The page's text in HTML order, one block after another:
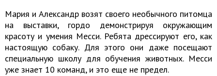
Мария и Александр возят своего необычного питомца
на выставки, гордо демонстрируя окружающим
красоту и умения Месси. Ребята дрессируют его, как
настоящую собаку. Для этого они даже посещают
специальную школу для обучения животных. Месси
уже знает 10 команд, и это еще не предел.